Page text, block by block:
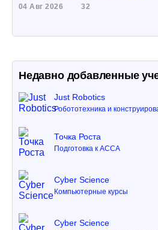
04 Авг 2026 32
Недавно добавленные
Just Robotics
Робототехника и
Точка Роста
Подготовка к ACCA
Cyber Science
Компьютерные курсы
Cyber Science